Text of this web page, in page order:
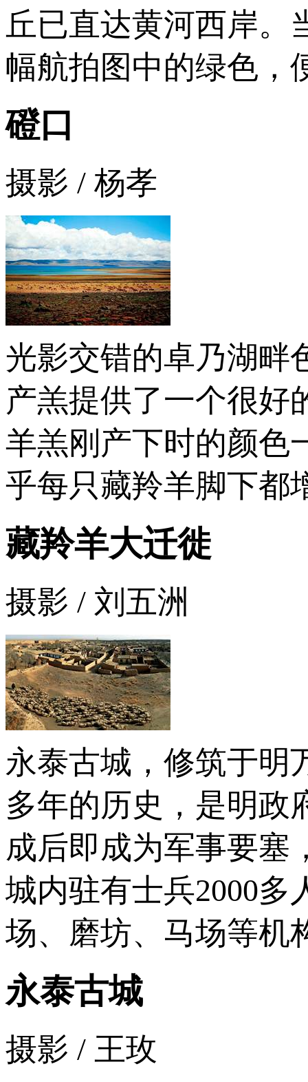
丘已直达黄河西岸。
幅航拍图中的绿色，
磴口
摄影 / 杨孝
光影交错的卓乃湖畔
产羔提供了一个很好
羊羔刚产下时的颜色
乎每只藏羚羊脚下都
藏羚羊大迁徙
摄影 / 刘五洲
永泰古城，修筑于明
多年的历史，是明政
成后即成为军事要塞
城内驻有士兵2000多
场、磨坊、马场等机
永泰古城
摄影 / 王玫